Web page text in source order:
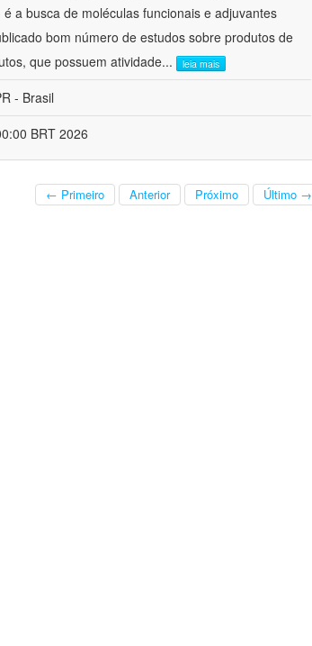
a busca de moléculas funcionais e adjuvantes
bom número de estudos sobre produtos de
que possuem atividade... leia mais
- Brasil
BRT 2026
← Primeiro Anterior Próximo Último →